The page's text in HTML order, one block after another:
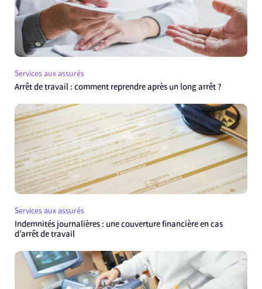
Services aux assurés
Arrêt de travail : comment reprendre après un long arrêt ?
Services aux assurés
Indemnités journalières : une couverture financière en cas
d’arrêt de travail